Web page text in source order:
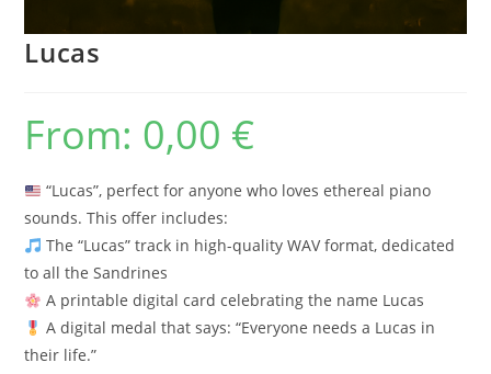
Lucas
From: 0,00 €
“Lucas”, perfect for anyone who loves ethereal piano
sounds. This offer includes:
The “Lucas” track in high-quality WAV format, dedicated
to all the Sandrines
A printable digital card celebrating the name Lucas
A digital medal that says: “Everyone needs a Lucas in
their life.”